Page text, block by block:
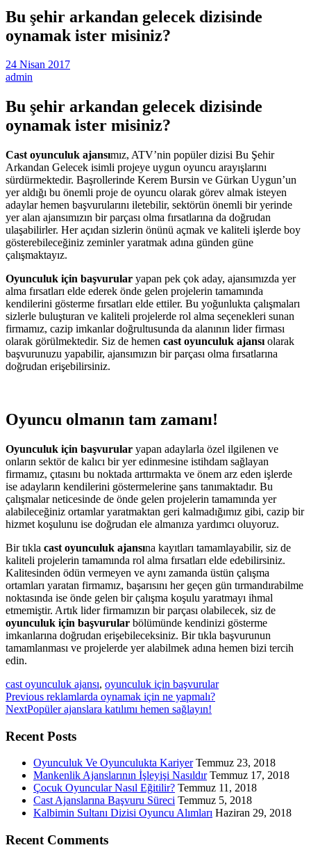
Bu şehir arkandan gelecek dizisinde
oynamak ister misiniz?
24 Nisan 2017
admin
Bu şehir arkandan gelecek dizisinde
oynamak ister misiniz?
Cast oyunculuk ajansımız, ATV’nin popüler dizisi Bu Şehir
Arkandan Gelecek isimli projeye uygun oyuncu arayışlarını
sürdürmektedir. Başrollerinde Kerem Bursin ve Gürkan Uygun’un
yer aldığı bu önemli proje de oyuncu olarak görev almak isteyen
adaylar hemen başvurularını iletebilir, sektörün önemli bir yerinde
yer alan ajansımızın bir parçası olma fırsatlarına da doğrudan
ulaşabilirler. Her açıdan sizlerin önünü açmak ve kaliteli işlerde boy
gösterebileceğiniz zeminler yaratmak adına günden güne
çalışmaktayız.
Oyunculuk için başvurular yapan pek çok aday, ajansımızda yer
alma fırsatları elde ederek önde gelen projelerin tamamında
kendilerini gösterme fırsatları elde ettiler. Bu yoğunlukta çalışmaları
sizlerle buluşturan ve kaliteli projelerde rol alma seçenekleri sunan
firmamız, cazip imkanlar doğrultusunda da alanının lider firması
olarak görülmektedir. Siz de hemen cast oyunculuk ajansı olarak
başvurunuzu yapabilir, ajansımızın bir parçası olma fırsatlarına
doğrudan erişebilirsiniz.
Oyuncu olmanın tam zamanı!
Oyunculuk için başvurular yapan adaylarla özel ilgilenen ve
onların sektör de kalıcı bir yer edinmesine istihdam sağlayan
firmamız, çıtasını bu noktada arttırmakta ve önem arz eden işlerde
ise adayların kendilerini göstermelerine şans tanımaktadır. Bu
çalışmalar neticesinde de önde gelen projelerin tamamında yer
alabileceğiniz ortamlar yaratmaktan geri kalmadığımız gibi, cazip bir
hizmet koşulunu ise doğrudan ele almanıza yardımcı oluyoruz.
Bir tıkla cast oyunculuk ajansına kayıtları tamamlayabilir, siz de
kaliteli projelerin tamamında rol alma fırsatları elde edebilirsiniz.
Kalitesinden ödün vermeyen ve aynı zamanda üstün çalışma
ortamları yaratan firmamız, başarısını her geçen gün tırmandırabilme
noktasında ise önde gelen bir çalışma koşulu yaratmayı ihmal
etmemiştir. Artık lider firmamızın bir parçası olabilecek, siz de
oyunculuk için başvurular bölümünde kendinizi gösterme
imkanlarına doğrudan erişebileceksiniz. Bir tıkla başvurunun
tamamlanması ve projelerde yer alabilmek adına hemen bizi tercih
edin.
cast oyunculuk ajansı, oyunculuk için başvurular
PreviousPrevious
post:
reklamlarda oynamak için ne yapmalı?
NextNext
Popüler ajanslara katılımı hemen sağlayın!
Recent Posts
Oyunculuk Ve Oyunculukta Kariyer Temmuz 23, 2018
Mankenlik Ajanslarının İşleyişi Nasıldır Temmuz 17, 2018
Çocuk Oyuncular Nasıl Eğitilir? Temmuz 11, 2018
Cast Ajanslarına Başvuru Süreci Temmuz 5, 2018
Kalbimin Sultanı Dizisi Oyuncu Alımları Haziran 29, 2018
Recent Comments